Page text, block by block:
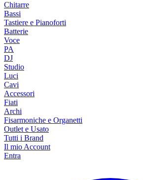
Chitarre
Bassi
Tastiere e Pianoforti
Batterie
Voce
PA
DJ
Studio
Luci
Cavi
Accessori
Fiati
Archi
Fisarmoniche e Organetti
Outlet e Usato
Tutti i Brand
Il mio Account
Entra